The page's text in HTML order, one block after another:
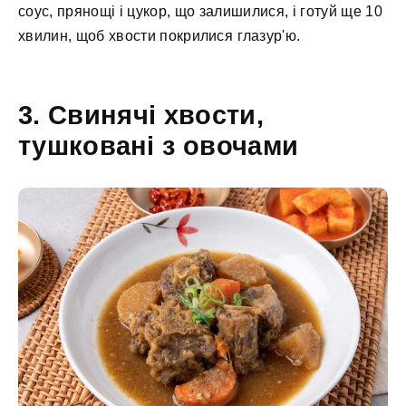
соус, прянощі і цукор, що залишилися, і готуй ще 10
хвилин, щоб хвости покрилися глазур'ю.
3. Свинячі хвости,
тушковані з овочами